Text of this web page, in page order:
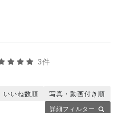
3件
詳細フィルター
いいね数順 写真・動画付き順